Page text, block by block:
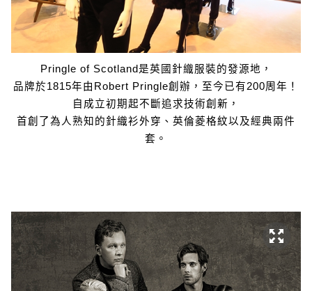
Pringle of Scotland是英國針織服裝的發源地，
品牌於1815年由Robert Pringle創辦，至今已有200周年！
自成立初期起不斷追求技術創新，
首創了為人熟知的針織衫外穿、英倫菱格紋以及經典兩件
套。